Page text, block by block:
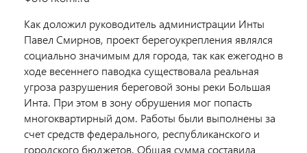
Как доложил руководитель администрации Инты
Павел Смирнов, проект берегоукрепления являлся
социально значимым для города, так как ежегодно в
ходе весеннего паводка существовала реальная
угроза разрушения береговой зоны реки Большая
Инта. При этом в зону обрушения мог попасть
многоквартирный дом. Работы были выполнены за
счет средств федерального, республиканского и
городского бюджетов. Общая сумма составила